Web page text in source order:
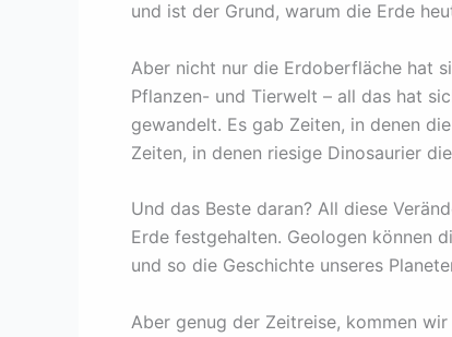
und ist der Grund, warum die Erde
Aber nicht nur die Erdoberfläche hat
Pflanzen- und Tierwelt – all das hat
gewandelt. Es gab Zeiten, in denen
Zeiten, in denen riesige Dinosaurier
Und das Beste daran? All diese
Erde festgehalten. Geologen können
und so die Geschichte unseres
Aber genug der Zeitreise, kommen